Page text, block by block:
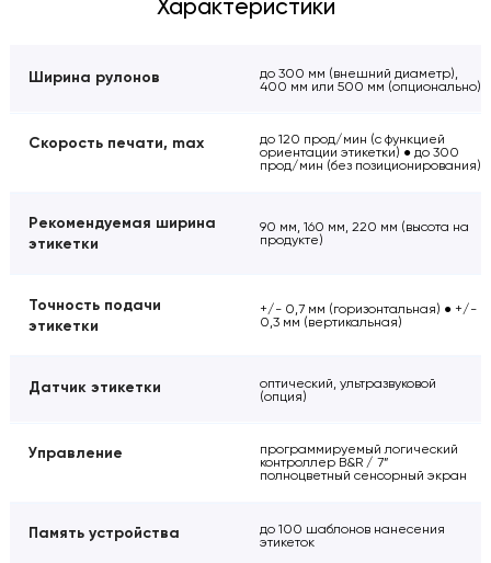
Характеристики
Ширина рулонов
до 300 мм (внешний диаметр),
400 мм или 500 мм (опционально)
Скорость печати, max
до 120 прод/мин (с функцией
ориентации этикетки) ● до 300
прод/мин (без позиционирования)
Рекомендуемая ширина
этикетки
90 мм, 160 мм, 220 мм (высота на
продукте)
Точность подачи
этикетки
+/- 0,7 мм (горизонтальная) ● +/-
0,3 мм (вертикальная)
Датчик этикетки
оптический, ультразвуковой
(опция)
Управление
программируемый логический
контроллер B&R / 7”
полноцветный сенсорный экран
Память устройства
до 100 шаблонов нанесения
этикеток